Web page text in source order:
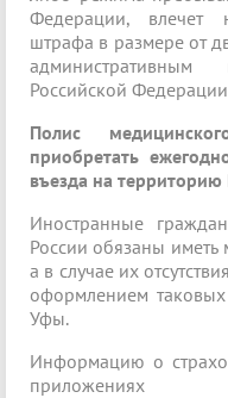
Федерации, влечет
штрафа в размере от
Российской
Полис
приобретать
въезда на
Иностранные
России обязаны
а в случае их
оформлением
Уфы.
Информацию о
приложениях